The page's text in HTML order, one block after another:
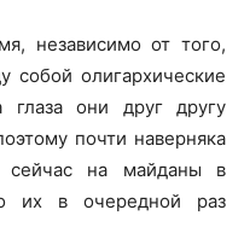
независимо от того,
собой олигархические
они друг другу
почти наверняка
сейчас на майданы в
их в очередной раз